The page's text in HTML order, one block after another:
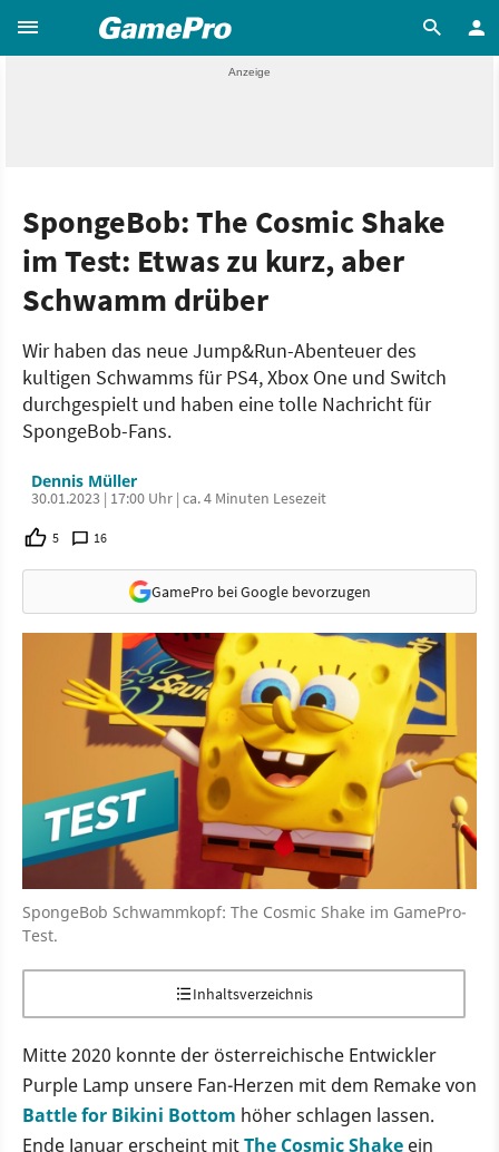
SpongeBob: The Cosmic Shake
im Test: Etwas zu kurz, aber
Schwamm drüber
Wir haben das neue Jump&Run-Abenteuer des
kultigen Schwamms für PS4, Xbox One und Switch
durchgespielt und haben eine tolle Nachricht für
SpongeBob-Fans.
Dennis Müller
30.01.2023 | 17:00 Uhr | ca. 4 Minuten Lesezeit
5 16
GamePro bei Google bevorzugen
SpongeBob Schwammkopf: The Cosmic Shake im GamePro-
Test.
Inhaltsverzeichnis
Mitte 2020 konnte der österreichische Entwickler
Purple Lamp unsere Fan-Herzen mit dem Remake von
Battle for Bikini Bottom höher schlagen lassen.
Ende Januar erscheint mitThe Cosmic Shake ein